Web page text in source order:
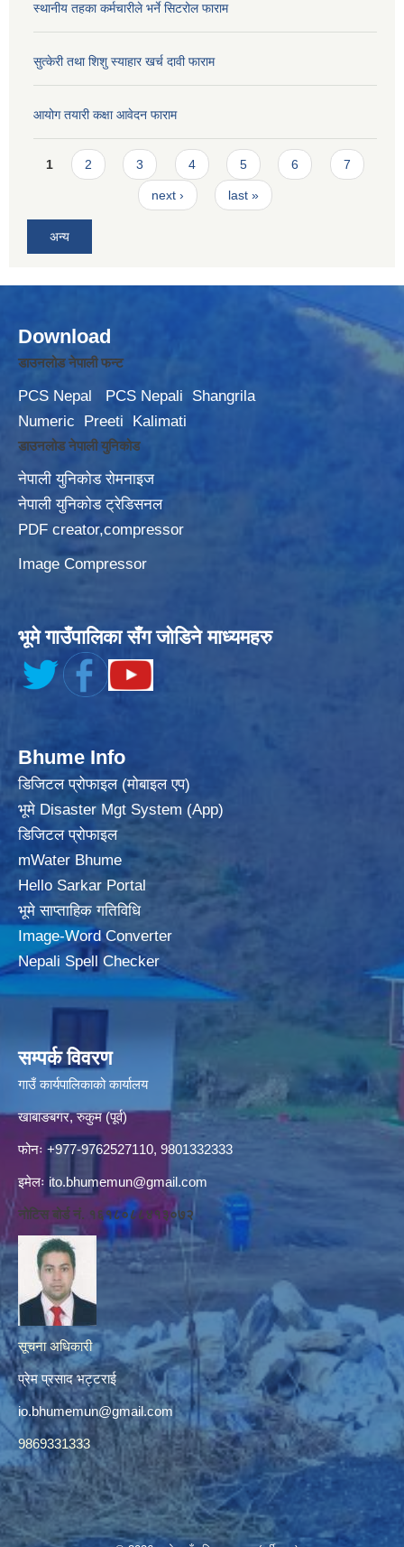
स्थानीय तहका कर्मचारीले भर्ने सिटरोल फाराम
सुत्केरी तथा शिशु स्याहार खर्च दावी फाराम
आयोग तयारी कक्षा आवेदन फाराम
Pages
1 2 3 4 5 6 7
next › last »
अन्य
Download
डाउनलोड नेपाली फन्ट
PCS Nepal PCS Nepali
Shangrila
Numeric
Preeti Kalimati
डाउनलोड नेपाली युनिकोड
नेपाली युनिकोड रोमनाइज
नेपाली युनिकोड ट्रेडिसनल
PDF creator,compressor
Image Compressor
भूमे गाउँपालिका सँग जोडिने माध्यमहरु
Bhume Info
डिजिटल प्रोफाइल (मोबाइल एप)
भूमे Disaster Mgt System (App)
डिजिटल प्रोफाइल
mWater Bhume
Hello Sarkar Portal
भूमे साप्ताहिक गतिविधि
Image-Word Converter
Nepali Spell Checker
सम्पर्क विवरण
गाउँ कार्यपालिकाको कार्यालय
खाबाङबगर, रुकुम (पूर्व)
फोनः +977-9762527110, 9801332333
इमेलः ito.bhumemun@gmail.com
नोटिस बोर्ड नं. १६१८०८८४१३०७२
सूचना अधिकारी
प्रेम प्रसाद भट्टराई
io.bhumemun@gmail.com
9869331333